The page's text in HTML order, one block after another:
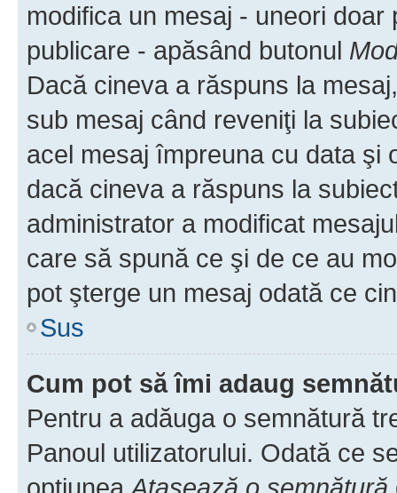
modifica un mesaj - uneori
publicare - apăsând butonul
Dacă cineva a răspuns la
sub mesaj când reveniţi la
acel mesaj împreuna cu data şi
dacă cineva a răspuns la
administrator a modificat
care să spună ce şi de ce au
pot şterge un mesaj odată ce
Sus
Cum pot să îmi adaug
Pentru a adăuga o semnătură
Panoul utilizatorului. Odată ce